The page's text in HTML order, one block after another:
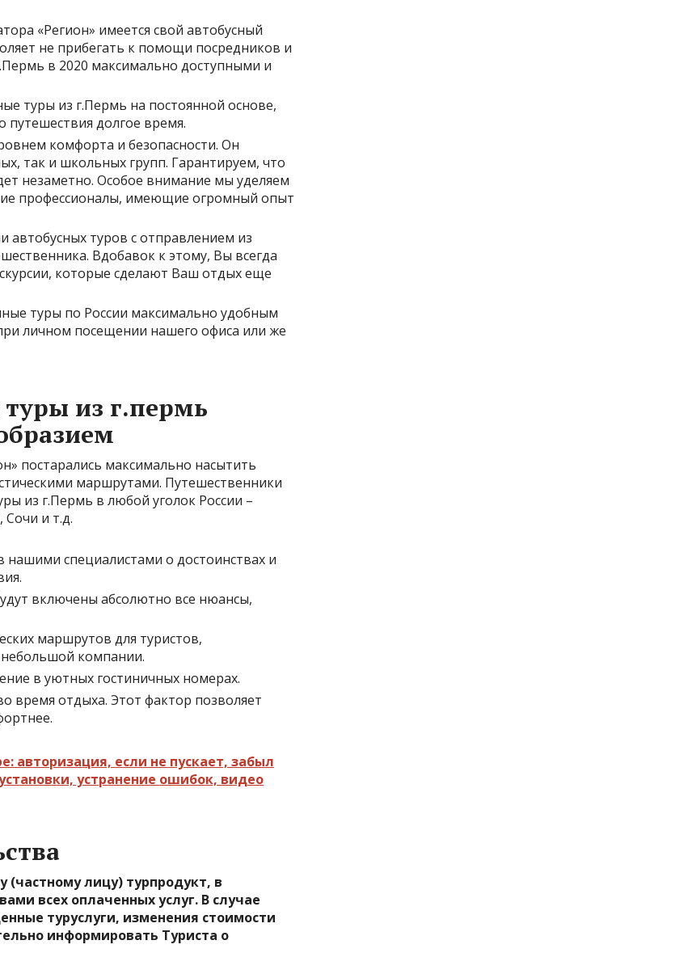
«Регион» имеется свой автобусный
не прибегать к помощи посредников и
в 2020 максимально доступными и
туры из г.Пермь на постоянной основе,
путешествия долгое время.
комфорта и безопасности. Он
так и школьных групп. Гарантируем, что
незаметно. Особое внимание мы уделяем
профессионалы, имеющие огромный опыт
туров с отправлением из
Вдобавок к этому, Вы всегда
которые сделают Ваш отдых еще
туры по России максимально удобным
личном посещении нашего офиса или же
туры из г.пермь
постарались максимально насытить
маршрутами. Путешественники
из г.Пермь в любой уголок России –
и т.д.
специалистами о достоинствах и
включены абсолютно все нюансы,
маршрутов для туристов,
компании.
в уютных гостиничных номерах.
время отдыха. Этот фактор позволяет
авторизация, если не пускает, забыл
устранение ошибок, видео
(частному лицу) турпродукт, в
всех оплаченных услуг. В случае
туруслуги, изменения стоимости
информировать Туриста о